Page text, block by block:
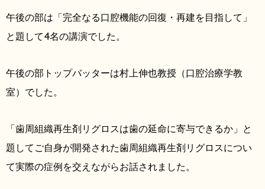
午後の部は「完全なる口腔機能の回復・再建を目指して」
と題して4名の講演でした。
午後の部トップバッターは村上伸也教授（口腔治療学教
室）でした。
「歯周組織再生剤リグロスは歯の延命に寄与できるか」と
題してご自身が開発された歯周組織再生剤リグロスについ
て実際の症例を交えながらお話されました。